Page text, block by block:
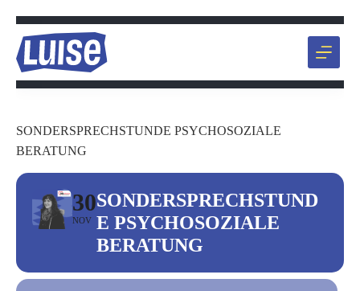
Zum
Inhalt
springen
SONDERSPRECHSTUNDE PSYCHOSOZIALE
BERATUNG
30
NOV
SONDERSPRECHSTUND
E PSYCHOSOZIALE
BERATUNG